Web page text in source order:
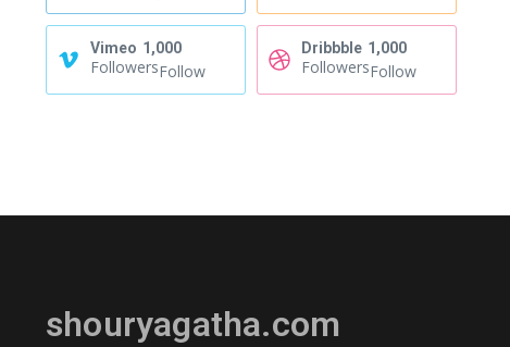
Vimeo 1,000
FollowersFollow
Dribbble 1,000
FollowersFollow
shouryagatha.com